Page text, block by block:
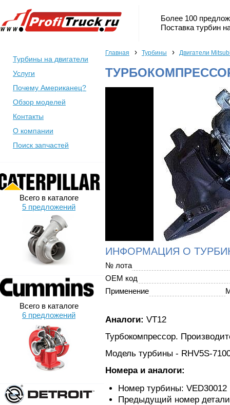
Более 100
Поставка турбин
Турбины на двигатели
Услуги
Почему Американец?
Обзор моделей
Контакты
О компании
Поиск запчастей
Всего в каталоге
5 предложений
Всего в каталоге
6 предложений
Главная › Турбины › Двигатели
ТУРБОКОМПРЕССОР
ИНФОРМАЦИЯ О
№ лота
OEM код
Применение
Аналоги: VT12
Турбокомпрессор.
Модель турбины - RHV5S-
Номера и аналоги:
Номер турбины: VED30012
Предыдущий номер